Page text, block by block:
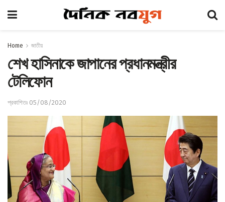
Home জাতীয়
শেখ হাসিনাকে জাপানের প্রধানমন্ত্রীর
টেলিফোন
প্রকাশিতঃ 05/08/2020